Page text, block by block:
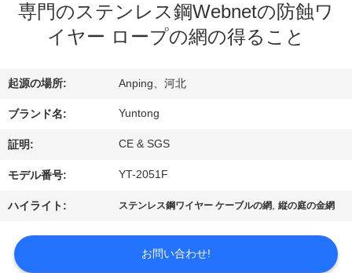
私
に
つ
い
て
場
専門のステンレス鋼Webnetの防蝕ワ
イヤー ロープの網の得ること
起源の場所: Anping、河北
ブランド名: Yuntong
証明: CE & SGS
モデル番号: YT-2051F
ハイライト: ステンレス鋼ワイヤー ケーブルの網,縦の庭の金網
お問い合わせ!